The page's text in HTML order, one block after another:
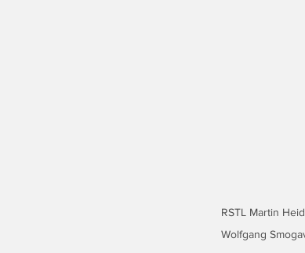
RSTL Martin
Wolfgang